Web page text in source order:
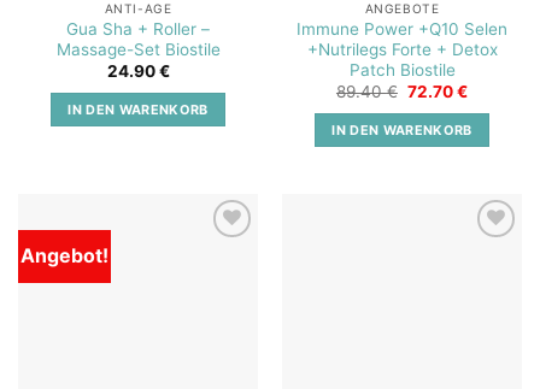
ANTI-AGE
Gua Sha + Roller –
Massage-Set Biostile
24.90€
IN DEN WARENKORB
ANGEBOTE
Immune Power +Q10 Selen
+Nutrilegs Forte + Detox
Patch Biostile
89.40€ Ursprünglicher
war:
89.40 €
72.70€Aktueller
ist:
72.70 €.
IN DEN WARENKORB
Angebot!